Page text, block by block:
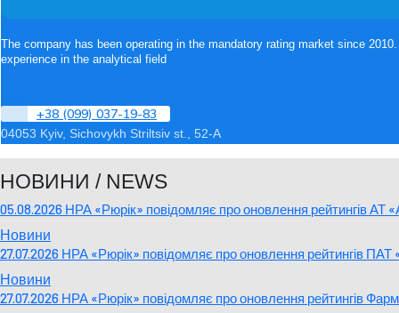
The company has been operating in the mandatory rating market since
experience in the analytical field
+38 (099) 037-19-83
04053 Kyiv, Sichovykh Striltsiv st., 52-A
НОВИНИ / NEWS
05.08.2026 НРА «Рюрік» повідомляє про оновлення рейтингів
Новини
27.07.2026 НРА «Рюрік» повідомляє про оновлення рейтингів
Новини
27.07.2026 НРА «Рюрік» повідомляє про оновлення рейтингів